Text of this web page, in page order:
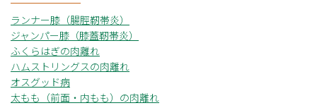
ランナー膝（腸脛靭帯炎）
ジャンパー膝（膝蓋靭帯炎）
ふくらはぎの肉離れ
ハムストリングスの肉離れ
オスグッド病
太もも（前面・内もも）の肉離れ